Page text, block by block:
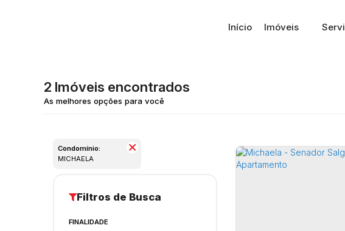
Imóveis
Início
2 Imóveis encontrados
Condomínio:
MICHAELA
FINALIDADE